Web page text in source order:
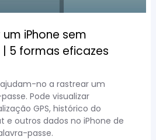
iPhone sem
5 formas eficazes
no a rastrear um
Pode visualizar
GPS, histórico do
e outros dados no iPhone de
passe.